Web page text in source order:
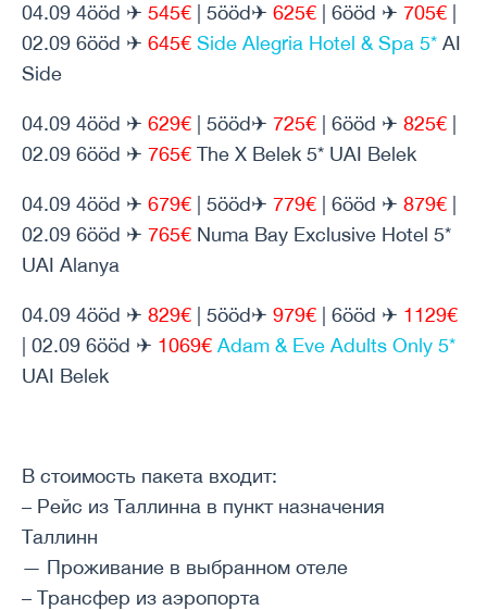
04.09 4ööd ✈ 545€ | 5ööd✈ 625€ | 6ööd ✈ 705€
02.09 6ööd ✈ 645€ Side Alegria Hotel & Spa 5* AI
Side
04.09 4ööd ✈ 629€ | 5ööd✈ 725€ | 6ööd ✈ 825€
02.09 6ööd ✈ 765€ The X Belek 5* UAI Belek
04.09 4ööd ✈ 679€ | 5ööd✈ 779€ | 6ööd ✈ 879€
02.09 6ööd ✈ 765€ Numa Bay Exclusive Hotel 5*
UAI Alanya
04.09 4ööd ✈ 829€ | 5ööd✈ 979€ | 6ööd ✈ 1129€
| 02.09 6ööd ✈ 1069€ Adam & Eve Adults Only 5*
UAI Belek
В стоимость пакета входит:
– Рейс из Таллинна в пункт назначения
Таллинн
— Проживание в выбранном отеле
– Трансфер из аэропорта